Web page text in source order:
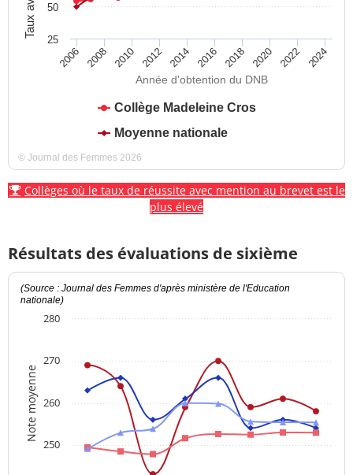
Année d'obtention du DNB
Collège Madeleine Cros
Moyenne nationale
2006 2008 2010 2012 2014 2016 2018 2020 2022 2024
25
50
© Journal des Femmes 2026
Collèges où le taux de réussite avec mention au brevet est le
plus élevé
Résultats des évaluations de sixième
Note moyenne
(Source : Journal des Femmes d'après ministère de l'Education
nationale)
250
260
270
280